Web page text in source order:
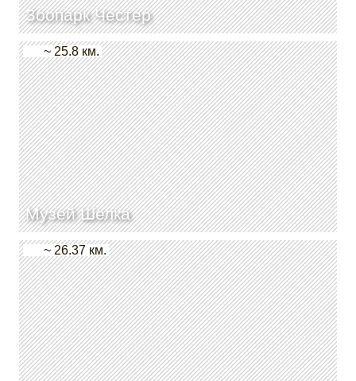
Зоопарк Честер
Музей Шелка
~ 25.8 км.
~ 26.37 км.